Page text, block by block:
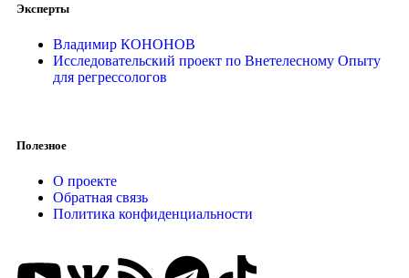
Эксперты
Владимир КОНОНОВ
Исследовательский проект по Внетелесному Опыту
для регрессологов
Полезное
О проекте
Обратная связь
Политика конфиденциальности